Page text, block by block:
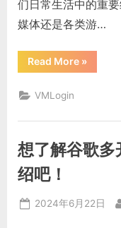
们日常生活中的重
媒体还是各类游…
Read More“多
开
关
攻
略：
轻
账
号
»
VMLogin
想了解谷歌多
绍吧！
Posted
2024年6月22日